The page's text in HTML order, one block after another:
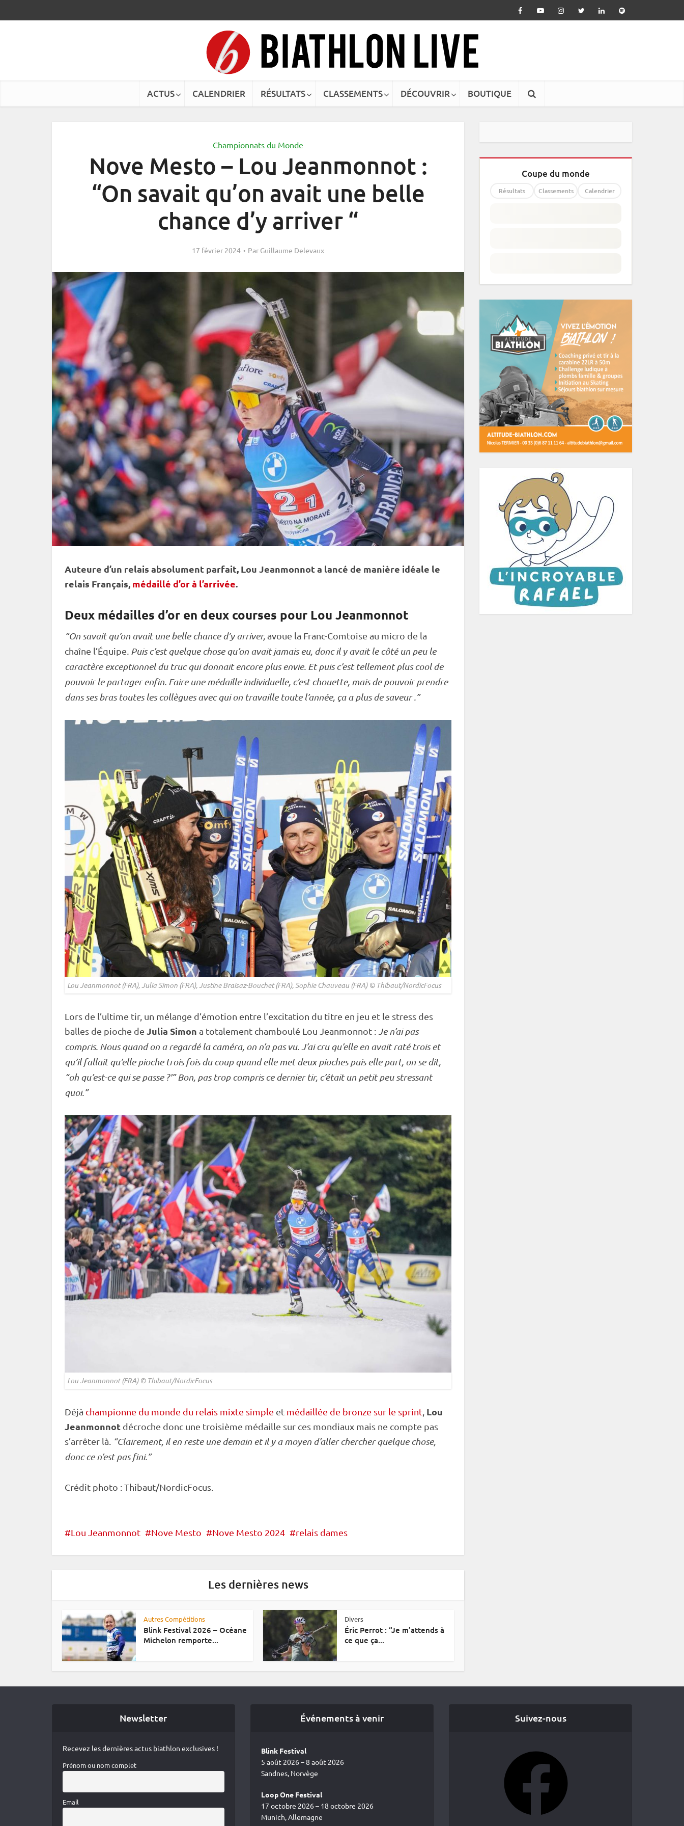
ACTUS CALENDRIER RÉSULTATS CLASSEMENTS DÉCOUVRIR BOUTIQUE
Championnats du Monde
Nove Mesto – Lou Jeanmonnot :
“On savait qu’on avait une belle
chance d’y arriver “
17 février 2024 Par Guillaume Delevaux
Auteure d’un relais absolument parfait, Lou Jeanmonnot a lancé de manière idéale le
relais Français, médaillé d’or à l’arrivée.
Deux médailles d’or en deux courses pour Lou Jeanmonnot
“On savait qu’on avait une belle chance d’y arriver,avoue la Franc-Comtoise au micro de la
chaîne l’Équipe. Puis c’est quelque chose qu’on avait jamais eu, donc il y avait le côté un peu le
caractère exceptionnel du truc qui donnait encore plus envie. Et puis c’est tellement plus cool de
pouvoir le partager enfin. Faire une médaille individuelle, c’est chouette, mais de pouvoir prendre
dans ses bras toutes les collègues avec qui on travaille toute l’année, ça a plus de saveur .”
Lou Jeanmonnot (FRA), Julia Simon (FRA), Justine Braisaz-Bouchet (FRA), Sophie Chauveau (FRA) © Thibaut/NordicFocus
Lors de l’ultime tir, un mélange d’émotion entre l’excitation du titre en jeu et le stress des
balles de pioche de Julia Simon a totalement chamboulé Lou Jeanmonnot :Je n’ai pas
compris. Nous quand on a regardé la caméra, on n’a pas vu. J’ai cru qu’elle en avait raté trois et
qu’il fallait qu’elle pioche trois fois du coup quand elle met deux pioches puis elle part, on se dit,
“oh qu’est-ce qui se passe ?'” Bon, pas trop compris ce dernier tir, c’était un petit peu stressant
quoi.”
Lou Jeanmonnot (FRA) © Thibaut/NordicFocus
Déjà championne du monde du relais mixte simple et médaillée de bronze sur le sprint Lou
Jeanmonnot décroche donc une troisième médaille sur ces mondiaux mais ne compte pas
s’arrêter là. “Clairement, il en reste une demain et il y a moyen d’aller chercher quelque chose,
donc ce n’est pas fini.”
Crédit photo : Thibaut/NordicFocus.
Lou Jeanmonnot Nove Mesto Nove Mesto 2024 relais dames
Les dernières news
Autres Compétitions
Blink Festival 2026 – Océane
Michelon remporte...
Divers
Éric Perrot : “Je m’attends à
ce que ça...
Coupe du monde
Résultats Classements Calendrier
Newsletter
Recevez les dernières actus biathlon exclusives !
Prénom ou nom complet
Email
Événements à venir
Blink Festival
5 août 2026 – 8 août 2026
Sandnes, Norvège
Loop One Festival
17 octobre 2026 – 18 octobre 2026
Munich, Allemagne
Suivez-nous